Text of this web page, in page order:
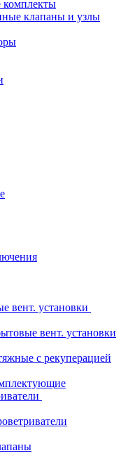
комплекты
клапаны и узлы
вент. установки
вент. установки
с рекуперацией